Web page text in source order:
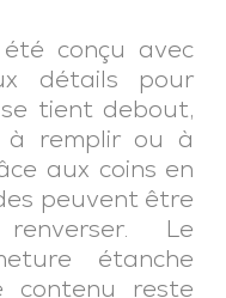
conçu avec
détails pour
tient debout,
remplir ou à
aux coins en
peuvent être
Le
étanche
reste